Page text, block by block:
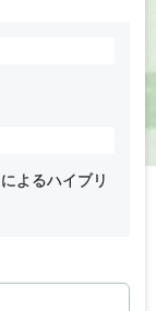
よるハイブリ